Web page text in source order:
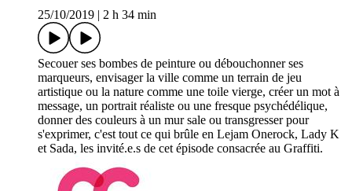
25/10/2019
2 h 34 min
Secouer ses bombes de peinture ou débouchonner ses
marqueurs, envisager la ville comme un terrain de jeu
artistique ou la nature comme une toile vierge, créer un mot à
message, un portrait réaliste ou une fresque psychédélique,
donner des couleurs à un mur sale ou transgresser pour
s'exprimer, c'est tout ce qui brûle en Lejam Onerock, Lady K
et Sada, les invité.e.s de cet épisode consacrée au Graffiti.